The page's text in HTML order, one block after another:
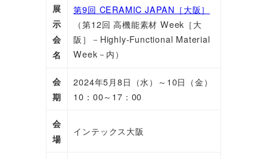
展
示
会
名
第9回 CERAMIC JAPAN［大阪］
（第12回 高機能素材 Week［大
阪］－Highly-Functional Material
Week－内）
会
期
2024年5月8日（水）～10日（金）
10：00～17：00
会
場
インテックス大阪